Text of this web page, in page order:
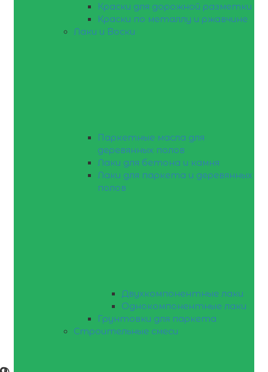
Краски для дорожной разметки
Краски по металлу и ржавчине
Лаки и Воски
Паркетные масла для
деревянных полов
Лаки для бетона и камня
Лаки для паркета и деревянных
полов
Двухкомпонентные лаки
Однокомпонентные лаки
Грунтовки для паркета
Строительные смеси